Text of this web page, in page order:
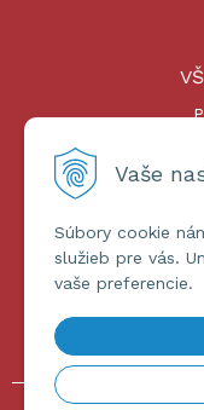
Vaše
Súbory cookie
služieb pre vás.
vaše preferencie.
© 2026 omniashop.sk